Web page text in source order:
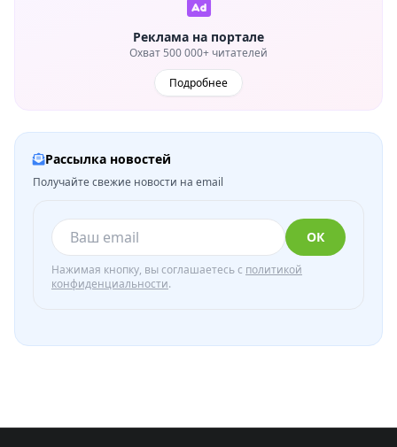
Реклама на портале
Охват 500 000+ читателей
Подробнее
Рассылка новостей
Получайте свежие новости на email
ОК
Нажимая кнопку, вы соглашаетесь с политикой
конфиденциальности.